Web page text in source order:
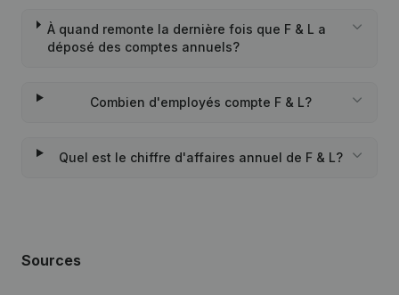
À quand remonte la dernière fois que F & L a
déposé des comptes annuels?
Combien d'employés compte F & L?
Quel est le chiffre d'affaires annuel de F & L?
Sources